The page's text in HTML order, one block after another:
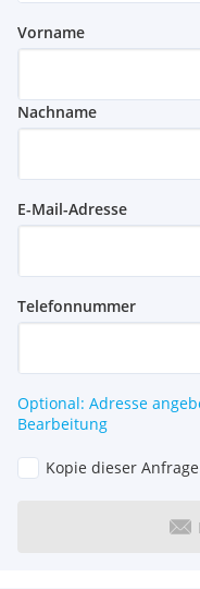
Vorname
Nachname
E-Mail-Adresse
Telefonnummer
Optional: Adresse
Bearbeitung
Kopie dieser